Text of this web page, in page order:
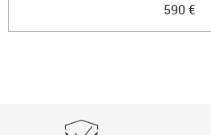
590 €